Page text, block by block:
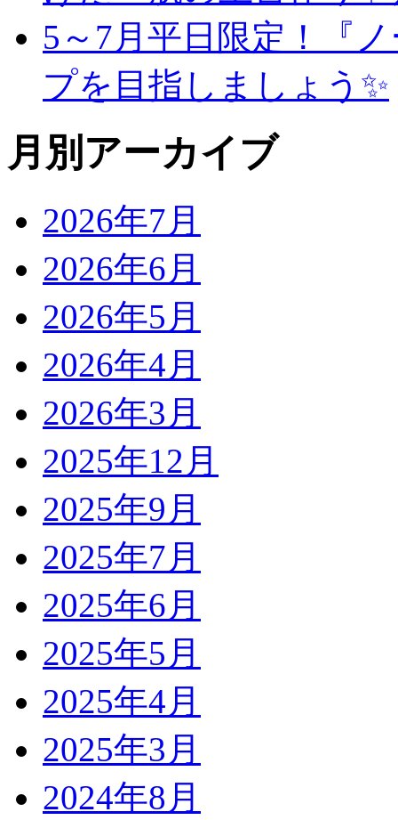
5～7月平日限定！『
プを目指しましょう✨
月別アーカイブ
2026年7月
2026年6月
2026年5月
2026年4月
2026年3月
2025年12月
2025年9月
2025年7月
2025年6月
2025年5月
2025年4月
2025年3月
2024年8月